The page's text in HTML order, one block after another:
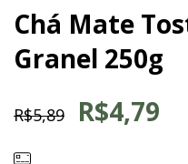
Chá Mate
Granel 250g
R$5,89 R$4,79